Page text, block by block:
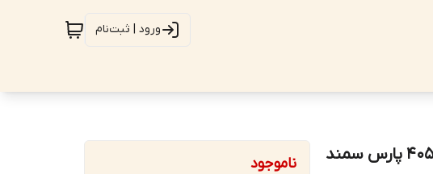
ورود | ثبت‌نام
ناموجود